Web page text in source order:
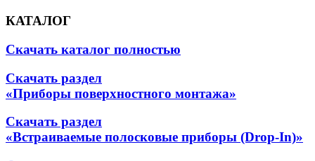
КАТАЛОГ
Скачать каталог полностью
Скачать раздел
«Приборы поверхностного монтажа»
Скачать раздел
«Встраиваемые полосковые приборы (Drop-In)»